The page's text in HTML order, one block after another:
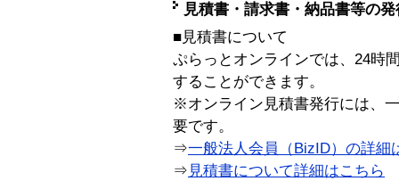
見積書・請求書・納品書等の
■見積書について
ぷらっとオンラインでは、24時
することができます。
※オンライン見積書発行には、
要です。
⇒一般法人会員（BizID）の詳細
⇒ 見積書について詳細はこちら